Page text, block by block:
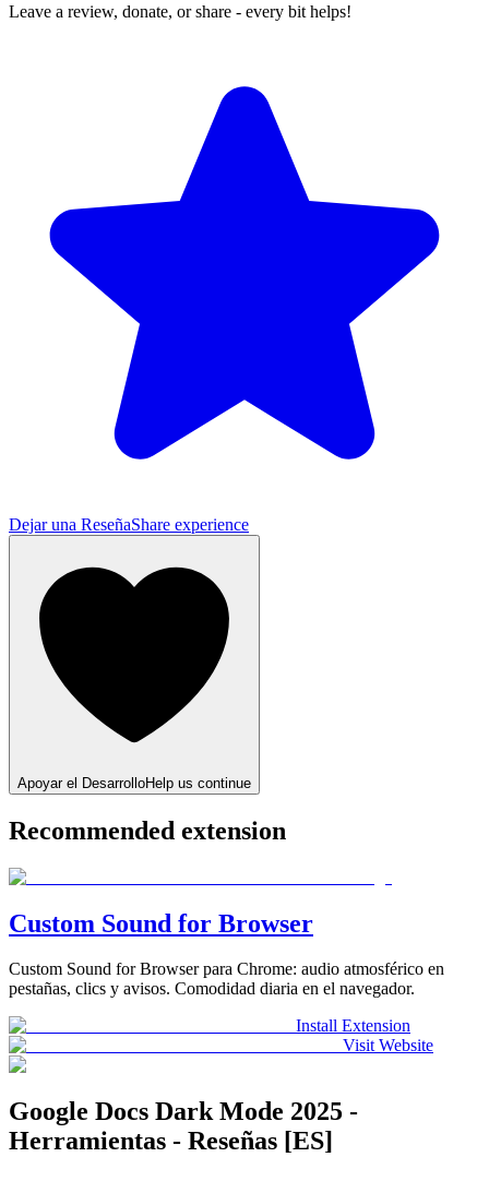
Leave a review, donate, or share - every bit helps!
Dejar una ReseñaShare experience
Apoyar el DesarrolloHelp us continue
Recommended extension
Custom Sound for Browser
Custom Sound for Browser para Chrome: audio atmosférico en
pestañas, clics y avisos. Comodidad diaria en el navegador.
Install Extension
Visit Website
Google Docs Dark Mode 2025 -
Herramientas - Reseñas [ES]